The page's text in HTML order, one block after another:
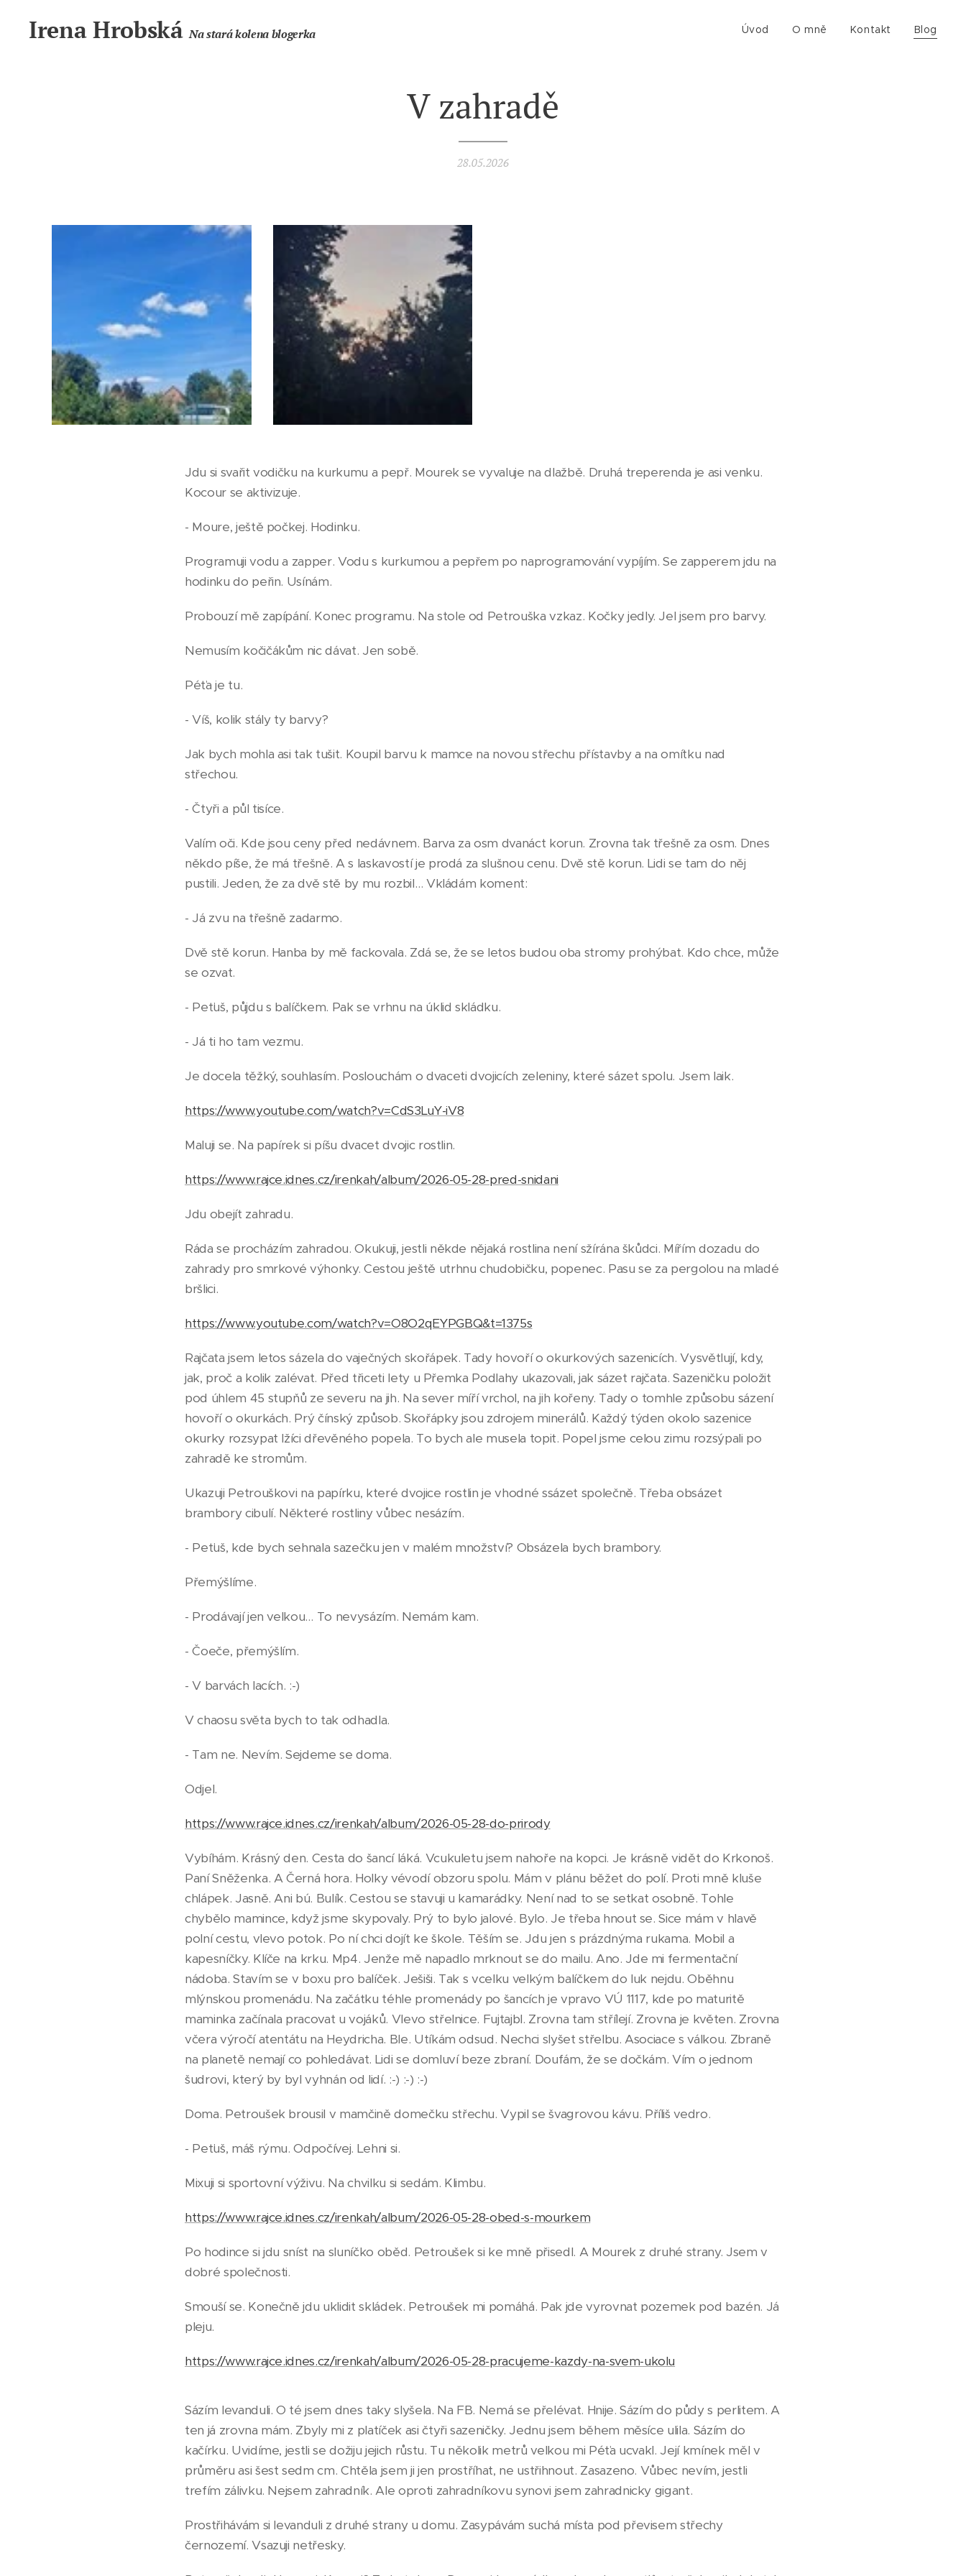
Irena HrobskáNa stará kolena blogerka Úvod O mně Kontakt Blog
V zahradě
28.05.2026
Jdu si svařit vodičku na kurkumu a pepř. Mourek se vyvaluje na dlažbě. Druhá treperenda je asi venku.
Kocour se aktivizuje.
- Moure, ještě počkej. Hodinku.
Programuji vodu a zapper. Vodu s kurkumou a pepřem po naprogramování vypíjím. Se zapperem jdu na
hodinku do peřin. Usínám.
Probouzí mě zapípání. Konec programu. Na stole od Petrouška vzkaz. Kočky jedly. Jel jsem pro barvy.
Nemusím kočičákům nic dávat. Jen sobě.
Péťa je tu.
- Víš, kolik stály ty barvy?
Jak bych mohla asi tak tušit. Koupil barvu k mamce na novou střechu přístavby a na omítku nad
střechou.
- Čtyři a půl tisíce.
Valím oči. Kde jsou ceny před nedávnem. Barva za osm dvanáct korun. Zrovna tak třešně za osm. Dnes
někdo píše, že má třešně. A s laskavostí je prodá za slušnou cenu. Dvě stě korun. Lidi se tam do něj
pustili. Jeden, že za dvě stě by mu rozbil… Vkládám koment:
- Já zvu na třešně zadarmo.
Dvě stě korun. Hanba by mě fackovala. Zdá se, že se letos budou oba stromy prohýbat. Kdo chce, může
se ozvat.
- Peťuš, půjdu s balíčkem. Pak se vrhnu na úklid skládku.
- Já ti ho tam vezmu.
Je docela těžký, souhlasím. Poslouchám o dvaceti dvojicích zeleniny, které sázet spolu. Jsem laik.
https://www.youtube.com/watch?v=CdS3LuY-iV8
Maluji se. Na papírek si píšu dvacet dvojic rostlin.
https://www.rajce.idnes.cz/irenkah/album/2026-05-28-pred-snidani
Jdu obejít zahradu.
Ráda se procházím zahradou. Okukuji, jestli někde nějaká rostlina není sžírána škůdci. Mířím dozadu do
zahrady pro smrkové výhonky. Cestou ještě utrhnu chudobičku, popenec. Pasu se za pergolou na mladé
bršlici.
https://www.youtube.com/watch?v=O8O2qEYPGBQ&t=1375s
Rajčata jsem letos sázela do vaječných skořápek. Tady hovoří o okurkových sazenicích. Vysvětlují, kdy,
jak, proč a kolik zalévat. Před třiceti lety u Přemka Podlahy ukazovali, jak sázet rajčata. Sazeničku položit
pod úhlem 45 stupňů ze severu na jih. Na sever míří vrchol, na jih kořeny. Tady o tomhle způsobu sázení
hovoří o okurkách. Prý čínský způsob. Skořápky jsou zdrojem minerálů. Každý týden okolo sazenice
okurky rozsypat lžíci dřevěného popela. To bych ale musela topit. Popel jsme celou zimu rozsýpali po
zahradě ke stromům.
Ukazuji Petrouškovi na papírku, které dvojice rostlin je vhodné ssázet společně. Třeba obsázet
brambory cibulí. Některé rostliny vůbec nesázím.
- Peťuš, kde bych sehnala sazečku jen v malém množství? Obsázela bych brambory.
Přemýšlíme.
- Prodávají jen velkou… To nevysázím. Nemám kam.
- Čoeče, přemýšlím.
- V barvách lacích. :-)
V chaosu světa bych to tak odhadla.
- Tam ne. Nevím. Sejdeme se doma.
Odjel.
https://www.rajce.idnes.cz/irenkah/album/2026-05-28-do-prirody
Vybíhám. Krásný den. Cesta do šancí láká. Vcukuletu jsem nahoře na kopci. Je krásně vidět do Krkonoš.
Paní Sněženka. A Černá hora. Holky vévodí obzoru spolu. Mám v plánu běžet do polí. Proti mně kluše
chlápek. Jasně. Ani bú. Bulík. Cestou se stavuji u kamarádky. Není nad to se setkat osobně. Tohle
chybělo mamince, když jsme skypovaly. Prý to bylo jalové. Bylo. Je třeba hnout se. Sice mám v hlavě
polní cestu, vlevo potok. Po ní chci dojít ke škole. Těším se. Jdu jen s prázdnýma rukama. Mobil a
kapesníčky. Klíče na krku. Mp4. Jenže mě napadlo mrknout se do mailu. Ano. Jde mi fermentační
nádoba. Stavím se v boxu pro balíček. Ješiši. Tak s vcelku velkým balíčkem do luk nejdu. Oběhnu
mlýnskou promenádu. Na začátku téhle promenády po šancích je vpravo VÚ 1117, kde po maturitě
maminka začínala pracovat u vojáků. Vlevo střelnice. Fujtajbl. Zrovna tam střílejí. Zrovna je květen. Zrovna
včera výročí atentátu na Heydricha. Ble. Utíkám odsud. Nechci slyšet střelbu. Asociace s válkou. Zbraně
na planetě nemají co pohledávat. Lidi se domluví beze zbraní. Doufám, že se dočkám. Vím o jednom
šudrovi, který by byl vyhnán od lidí. :-) :-) :-)
Doma. Petroušek brousil v mamčině domečku střechu. Vypil se švagrovou kávu. Příliš vedro.
- Peťuš, máš rýmu. Odpočívej. Lehni si.
Mixuji si sportovní výživu. Na chvilku si sedám. Klimbu.
https://www.rajce.idnes.cz/irenkah/album/2026-05-28-obed-s-mourkem
Po hodince si jdu sníst na sluníčko oběd. Petroušek si ke mně přisedl. A Mourek z druhé strany. Jsem v
dobré společnosti.
Smouší se. Konečně jdu uklidit skládek. Petroušek mi pomáhá. Pak jde vyrovnat pozemek pod bazén. Já
pleju.
https://www.rajce.idnes.cz/irenkah/album/2026-05-28-pracujeme-kazdy-na-svem-ukolu
Sázím levanduli. O té jsem dnes taky slyšela. Na FB. Nemá se přelévat. Hnije. Sázím do půdy s perlitem. A
ten já zrovna mám. Zbyly mi z platíček asi čtyři sazeničky. Jednu jsem během měsíce ulila. Sázím do
kačírku. Uvidíme, jestli se dožiju jejich růstu. Tu několik metrů velkou mi Péťa ucvakl. Její kmínek měl v
průměru asi šest sedm cm. Chtěla jsem ji jen prostříhat, ne ustřihnout. Zasazeno. Vůbec nevím, jestli
trefím zálivku. Nejsem zahradník. Ale oproti zahradníkovu synovi jsem zahradnicky gigant.
Prostřihávám si levanduli z druhé strany u domu. Zasypávám suchá místa pod převisem střechy
černozemí. Vsazuji netřesky.